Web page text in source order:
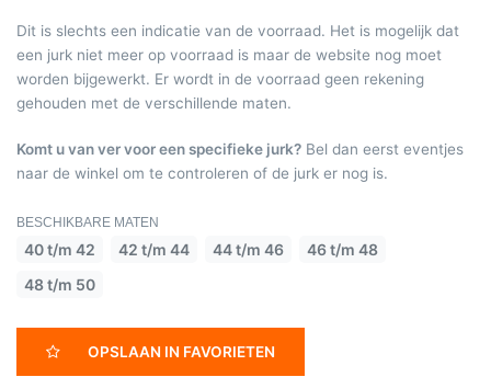
Dit is slechts een indicatie van de voorraad. Het is mogelijk dat
een jurk niet meer op voorraad is maar de website nog moet
worden bijgewerkt. Er wordt in de voorraad geen rekening
gehouden met de verschillende maten.
Komt u van ver voor een specifieke jurk? Bel dan eerst eventjes
naar de winkel om te controleren of de jurk er nog is.
BESCHIKBARE MATEN
40 t/m 42 42 t/m 44 44 t/m 46
46 t/m 48
48 t/m 50
OPSLAAN IN FAVORIETEN